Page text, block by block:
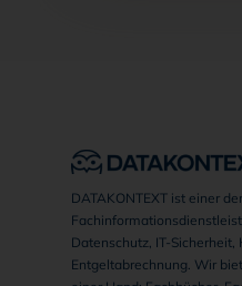
DATAKONTEXT ist einer
Datenschutz, IT-Sicherheit,
Entgeltabrechnung. Wir